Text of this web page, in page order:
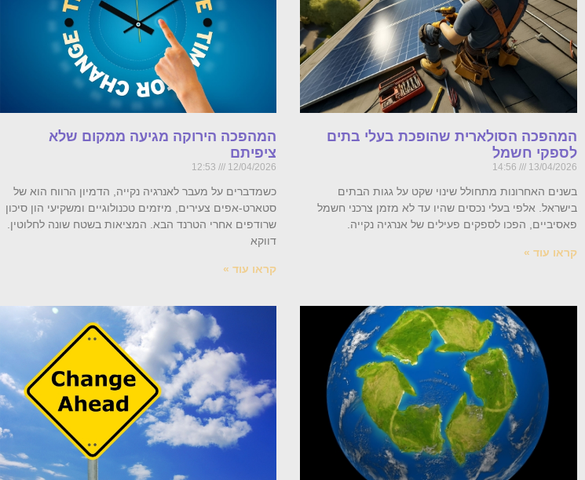
המהפכה הסולארית שהופכת בעלי בתים
לספקי חשמל
13/04/2026
בשנים האחרונות מתחולל שינוי שקט על גגות הבתים
בישראל. אלפי בעלי נכסים שהיו עד לא מזמן צרכני חשמל
פאסיביים, הפכו לספקים פעילים של אנרגיה נקייה.
קראו עוד »
המהפכה הירוקה מגיעה ממקום שלא
ציפיתם
12/04/2026
כשמדברים על מעבר לאנרגיה נקייה, הדמיון הרווח הוא של
סטארט-אפים צעירים, מיזמים טכנולוגיים ומשקיעי הון סיכון
שרודפים אחרי הטרנד הבא. המציאות בשטח שונה לחלוטין.
דווקא
קראו עוד »